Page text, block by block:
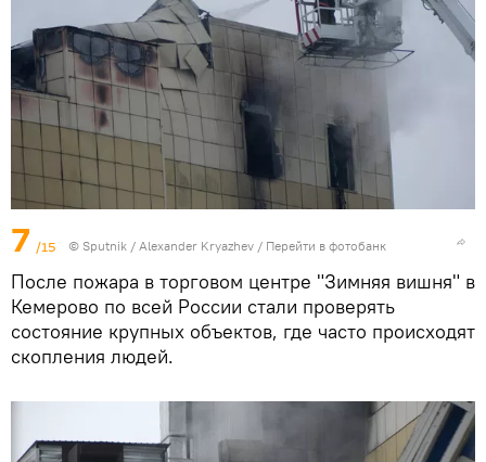
7 /15 © Sputnik / Alexander Kryazhev / Перейти в фотобанк
После пожара в торговом центре "Зимняя вишня" в
Кемерово по всей России стали проверять
состояние крупных объектов, где часто происходят
скопления людей.